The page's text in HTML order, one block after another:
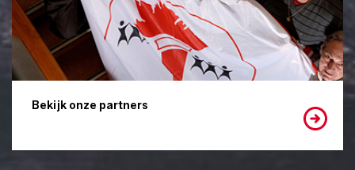
Bekijk onze partners